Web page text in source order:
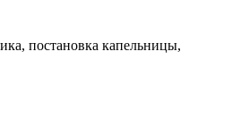
постановка капельницы,